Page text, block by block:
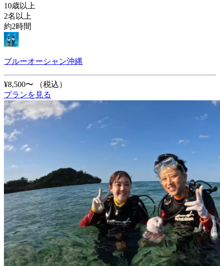
10歳以上
2名以上
約2時間
ブルーオーシャン沖縄
¥8,500〜
（税込）
プランを見る